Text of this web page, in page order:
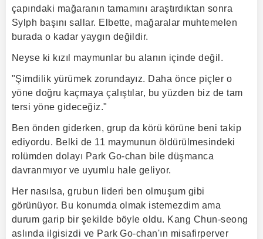
çapındaki mağaranın tamamını araştırdıktan sonra
Sylph başını sallar. Elbette, mağaralar muhtemelen
burada o kadar yaygın değildir.
Neyse ki kızıl maymunlar bu alanın içinde değil.
"Şimdilik yürümek zorundayız. Daha önce piçler o
yöne doğru kaçmaya çalıştılar, bu yüzden biz de tam
tersi yöne gideceğiz."
Ben önden giderken, grup da körü körüne beni takip
ediyordu. Belki de 11 maymunun öldürülmesindeki
rolümden dolayı Park Go-chan bile düşmanca
davranmıyor ve uyumlu hale geliyor.
Her nasılsa, grubun lideri ben olmuşum gibi
görünüyor. Bu konumda olmak istemezdim ama
durum garip bir şekilde böyle oldu. Kang Chun-seong
aslında ilgisizdi ve Park Go-chan'ın misafirperver